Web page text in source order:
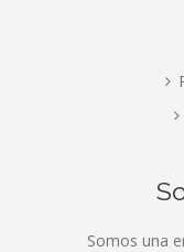
Somos una